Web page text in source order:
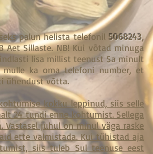
palun helista telefonil 5068243,
Sillaste. NB! Kui võtad minuga
lisa millist teenust Sa minult
ka oma telefoni number, et
ühendust võtta.
kokku leppinud, siis selle
24 tundi enne kohtumist. Sellega
juhul on minul väga raske
ette valmistada. Kui tühistad aja
siis tuleb Sul teenuse eest